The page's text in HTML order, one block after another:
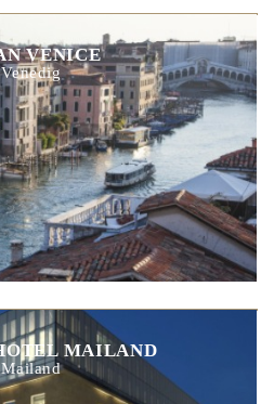
VENICE
Venedig
MAILAND
Mailand